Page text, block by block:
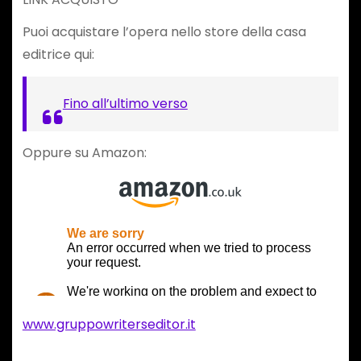
Puoi acquistare l’opera nello store della casa
editrice qui:
Fino all’ultimo verso
Oppure su Amazon:
www.gruppowriterseditor.it